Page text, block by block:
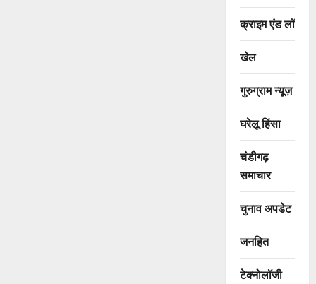
क्राइम एंड लॉ
खेल
गुरुग्राम न्यूज़
घरेलू हिंसा
चंडीगढ़
समाचार
चुनाव अपडेट
जनहित
टेक्नोलॉजी